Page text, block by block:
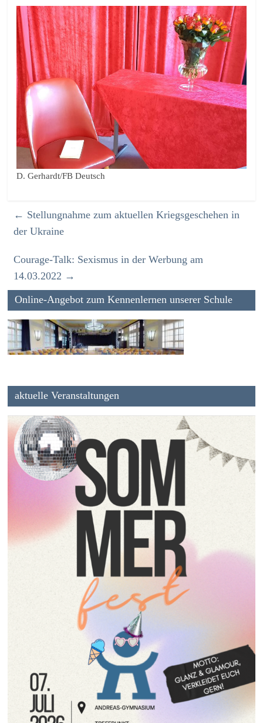
D. Gerhardt/FB Deutsch
← Stellungnahme zum aktuellen Kriegsgeschehen in
der Ukraine
Courage-Talk: Sexismus in der Werbung am
14.03.2022 →
Online-Angebot zum Kennenlernen unserer Schule
aktuelle Veranstaltungen